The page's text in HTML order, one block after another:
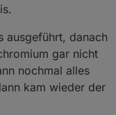
ausgeführt, danach
gar nicht
nochmal alles
kam wieder der